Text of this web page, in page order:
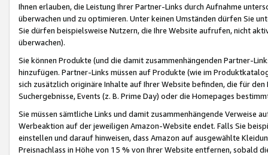
Ihnen erlauben, die Leistung Ihrer Partner-Links durch Aufnahme
überwachen und zu optimieren. Unter keinen Umständen dürfen Sie
Sie dürfen beispielsweise Nutzern, die Ihre Website aufrufen, nicht
überwachen).
Sie können Produkte (und die damit zusammenhängenden Partner-
hinzufügen. Partner-Links müssen auf Produkte (wie im
sich zusätzlich originäre Inhalte auf Ihrer Website befinden, die für
Suchergebnisse, Events (z. B. Prime Day) oder die Homepages
Sie müssen sämtliche Links und damit zusammenhängende
Werbeaktion auf der jeweiligen Amazon-Website endet. Falls Sie
einstellen und darauf hinweisen, dass Amazon auf ausgewählte
Preisnachlass in Höhe von 15 % von Ihrer Website entfernen, sobald